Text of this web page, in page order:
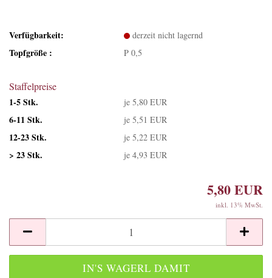
Verfügbarkeit: derzeit nicht lagernd
Topfgröße : P 0,5
Staffelpreise
1-5 Stk.
je 5,80 EUR
6-11 Stk. je 5,51 EUR
12-23 Stk. je 5,22 EUR
> 23 Stk. je 4,93 EUR
5,80 EUR
inkl. 13% MwSt.